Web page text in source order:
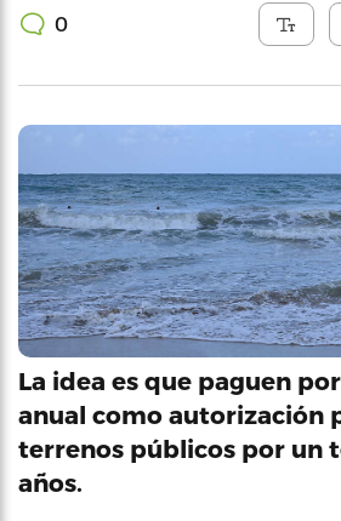
0
La idea es que paguen
anual como autorización
terrenos públicos por un
años.